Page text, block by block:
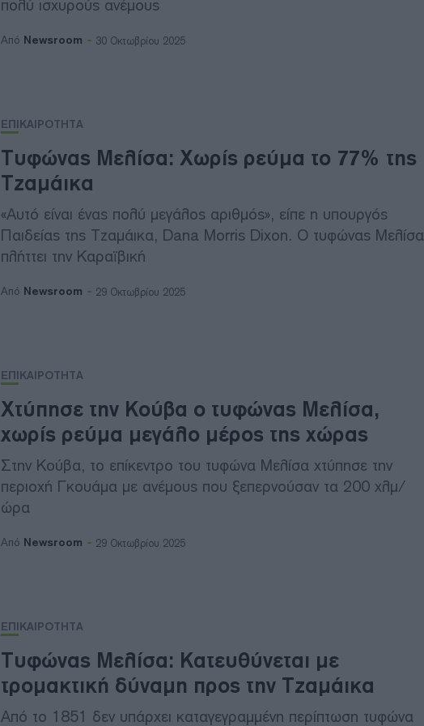
πολύ ισχυρούς ανέμους
Από Newsroom 30 Οκτωβρίου 2025
ΕΠΙΚΑΙΡΟΤΗΤΑ
Τυφώνας Μελίσα: Χωρίς ρεύμα το 77% της
Τζαμάικα
«Αυτό είναι ένας πολύ μεγάλος αριθμός», είπε η υπουργός
Παιδείας της Τζαμάικα, Dana Morris Dixon. Ο τυφώνας Μελίσα
πλήττει την Καραϊβική
Από Newsroom 29 Οκτωβρίου 2025
ΕΠΙΚΑΙΡΟΤΗΤΑ
Χτύπησε την Κούβα ο τυφώνας Μελίσα,
χωρίς ρεύμα μεγάλο μέρος της χώρας
Στην Κούβα, το επίκεντρο του τυφώνα Μελίσα χτύπησε την
περιοχή Γκουάμα με ανέμους που ξεπερνούσαν τα 200 χλμ/
ώρα
Από Newsroom 29 Οκτωβρίου 2025
ΕΠΙΚΑΙΡΟΤΗΤΑ
Τυφώνας Μελίσα: Κατευθύνεται με
τρομακτική δύναμη προς την Τζαμάικα
Από το 1851 δεν υπάρχει καταγεγραμμένη περίπτωση τυφώνα